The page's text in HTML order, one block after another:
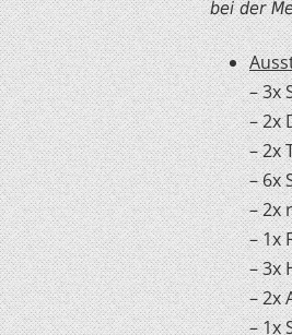
bei der
– 3x
– 2x
– 2x
– 6x
– 2x
– 1x
– 3x
– 2x
– 1x